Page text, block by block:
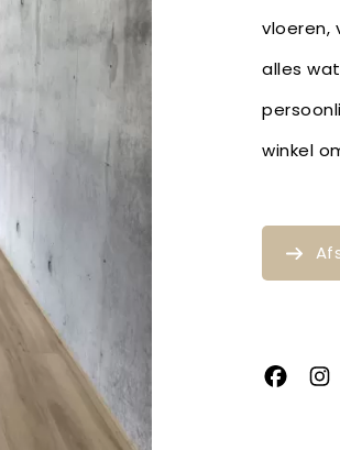
vloeren,
alles
winkel